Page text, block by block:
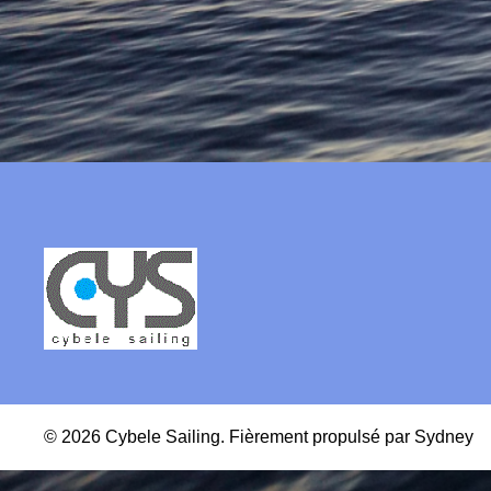
© 2026 Cybele Sailing. Fièrement propulsé par Sydney